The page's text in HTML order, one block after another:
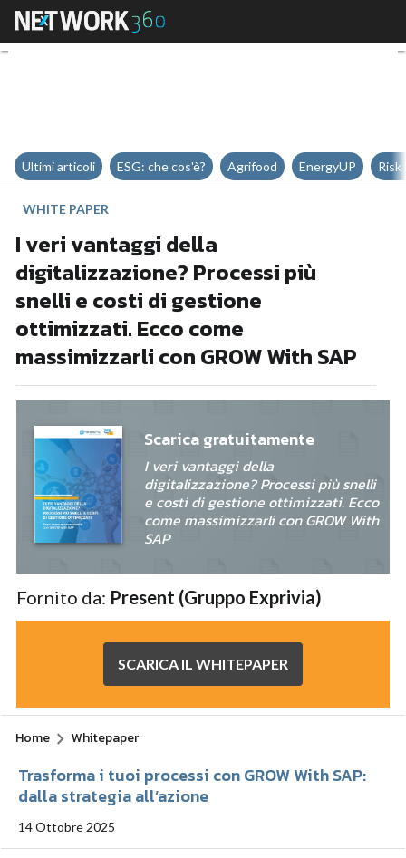
I veri vantaggi della
Ultimi articoli ESG: che cos'è? Agrifood EnergyUP Risk
WHITE PAPER
I veri vantaggi della
digitalizzazione? Processi più
snelli e costi di gestione
ottimizzati. Ecco come
massimizzarli con GROW With SAP
Scarica gratuitamente
I veri vantaggi della
digitalizzazione? Processi più snelli
e costi di gestione ottimizzati. Ecco
come massimizzarli con GROW With
SAP
Fornito da: Present (Gruppo Exprivia)
SCARICA IL WHITEPAPER
Home Whitepaper
Trasforma i tuoi processi con GROW With SAP:
dalla strategia all’azione
14 Ottobre 2025